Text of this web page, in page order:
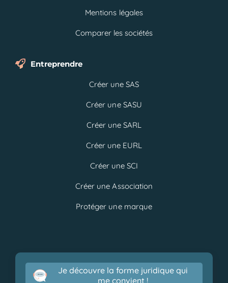
Mentions légales
Comparer les sociétés
Entreprendre
Créer une SAS
Créer une SASU
Créer une SARL
Créer une EURL
Créer une SCI
Créer une Association
Protéger une marque
Je découvre la forme juridique qui
me convient !